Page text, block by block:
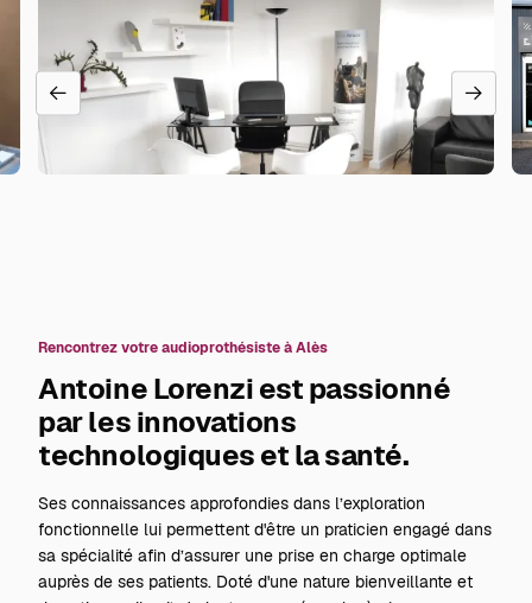
Rencontrez votre audioprothésiste à Alès
Antoine Lorenzi est passionné
par les innovations
technologiques et la santé.
Ses connaissances approfondies dans l’exploration
fonctionnelle lui permettent d'être un praticien engagé dans
sa spécialité afin d’assurer une prise en charge optimale
auprès de ses patients. Doté d'une nature bienveillante et